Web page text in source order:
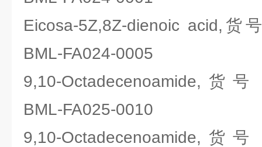
Eicosa-5Z,8Z-dienoic acid,货
BML-FA024-0005
9,10-Octadecenoamide,货
BML-FA025-0010
9,10-Octadecenoamide,货